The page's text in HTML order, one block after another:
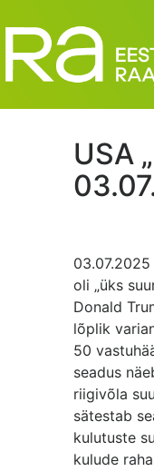
USA
oli „üks
Donald
lõplik
50
seadus
riigivõla
sätestab
kulutuste
kulude